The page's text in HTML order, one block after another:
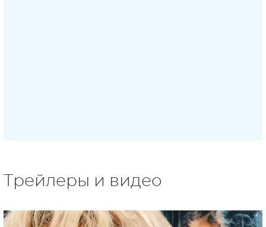
Трейлеры и видео